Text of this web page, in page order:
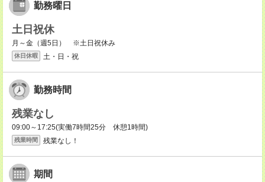
勤務曜日
土日祝休
月～金（週5日） ※土日祝休み
休日休暇 土・日・祝
勤務時間
残業なし
09:00～17:25(実働7時間25分 休憩1時間)
残業時間 残業なし！
期間